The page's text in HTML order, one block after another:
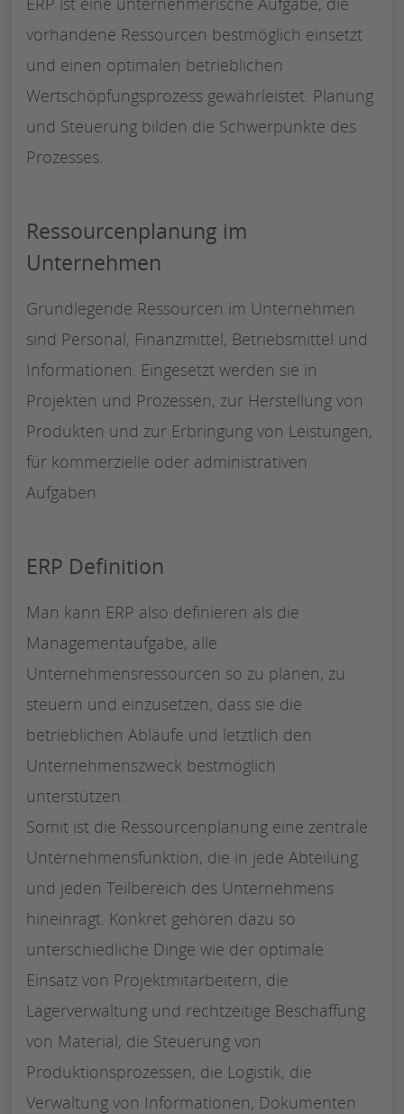
vorhandene Ressourcen bestmöglich einsetzt
und einen optimalen betrieblichen
Wertschöpfungsprozess gewährleistet. Planung
und Steuerung bilden die Schwerpunkte des
Prozesses.
Ressourcenplanung im
Unternehmen
Grundlegende Ressourcen im Unternehmen
sind Personal, Finanzmittel, Betriebsmittel und
Informationen. Eingesetzt werden sie in
Projekten und Prozessen, zur Herstellung von
Produkten und zur Erbringung von Leistungen,
für kommerzielle oder administrativen
Aufgaben.
ERP Definition
Man kann ERP also definieren als die
Managementaufgabe, alle
Unternehmensressourcen so zu planen, zu
steuern und einzusetzen, dass sie die
betrieblichen Abläufe und letztlich den
Unternehmenszweck bestmöglich
unterstützen.
Somit ist die Ressourcenplanung eine zentrale
Unternehmensfunktion, die in jede Abteilung
und jeden Teilbereich des Unternehmens
hineinragt. Konkret gehören dazu so
unterschiedliche Dinge wie der optimale
Einsatz von Projektmitarbeitern, die
Lagerverwaltung und rechtzeitige Beschaffung
von Material, die Steuerung von
Produktionsprozessen, die Logistik, die
Verwaltung von Informationen, Dokumenten